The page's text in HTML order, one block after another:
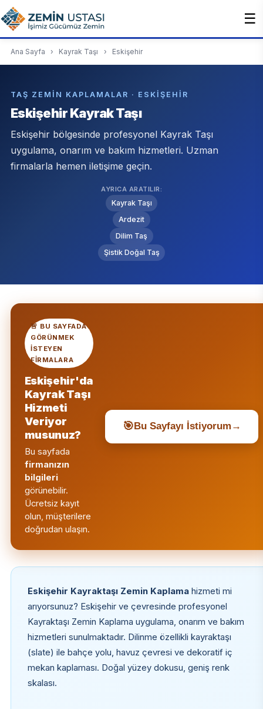
☰
Ana Sayfa › Kayrak Taşı › Eskişehir
TAŞ ZEMIN KAPLAMALAR · ESKIŞEHIR
Eskişehir Kayrak Taşı
Eskişehir bölgesinde profesyonel Kayrak Taşı
uygulama, onarım ve bakım hizmetleri. Uzman
firmalarla hemen iletişime geçin.
AYRICA ARATILIR:
Kayrak Taşı
Ardezit
Dilim Taş
Şistik Doğal Taş
🚨 BU SAYFADA
GÖRÜNMEK
ISTEYEN
FIRMALARA
Eskişehir'da
Kayrak Taşı
Hizmeti
Veriyor
musunuz?
Bu sayfada
firmanızın
bilgileri
görünebilir.
Ücretsiz kayıt
olun, müşterilere
doğrudan ulaşın.
🎯 Bu Sayfayı İstiyorum →
Eskişehir Kayraktaşı Zemin Kaplamahizmeti mi
arıyorsunuz? Eskişehir ve çevresinde profesyonel
Kayraktaşı Zemin Kaplama uygulama, onarım ve bakım
hizmetleri sunulmaktadır. Dilinme özellikli kayraktaşı
(slate) ile bahçe yolu, havuz çevresi ve dekoratif iç
mekan kaplaması. Doğal yüzey dokusu, geniş renk
skalası.